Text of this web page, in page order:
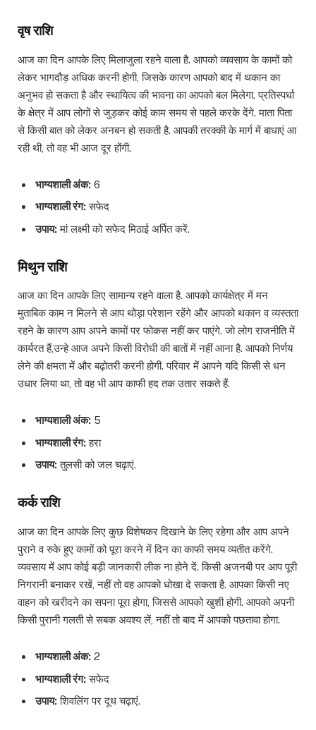
वृष राशि
आज का दिन आपके लिए मिलाजुला रहने वाला है. आपको व्यवसाय के कामों को
लेकर भागदौड़ अधिक करनी होगी, जिसके कारण आपको बाद में थकान का
अनुभव हो सकता है और स्थायित्व की भावना का आपको बल मिलेगा. प्रतिस्पर्धा
के क्षेत्र में आप लोगों से जुड़कर कोई काम समय से पहले करके देंगे. माता पिता
से किसी बात को लेकर अनबन हो सकती है. आपकी तरक्की के मार्ग में बाधाएं आ
रही थी, तो वह भी आज दूर होंगी.
भाग्यशाली अंक: 6
भाग्यशाली रंग:सफेद
उपाय:मां लक्ष्मी को सफेद मिठाई अर्पित करें.
मिथुन राशि
आज का दिन आपके लिए सामान्य रहने वाला है. आपको कार्यक्षेत्र में मन
मुताबिक काम न मिलने से आप थोड़ा परेशान रहेंगे और आपको थकान व व्यस्तता
रहने के कारण आप अपने कामों पर फोकस नहीं कर पाएंगे. जो लोग राजनीति में
कार्यरत हैं,उन्हे आज अपने किसी विरोधी की बातों में नहीं आना है. आपको निर्णय
लेने की क्षमता में और बढ़ोतरी करनी होगी. परिवार में आपने यदि किसी से धन
उधार लिया था, तो वह भी आप काफी हद तक उतार सकते हैं.
भाग्यशाली अंक: 5
भाग्यशाली रंग:हरा
उपाय:तुलसी को जल चढ़ाएं.
कर्क राशि
आज का दिन आपके लिए कुछ विशेषकर दिखाने के लिए रहेगा और आप अपने
पुराने व रुके हुए कामों को पूरा करने में दिन का काफी समय व्यतीत करेंगे.
व्यवसाय में आप कोई बड़ी जानकारी लीक ना होने दें. किसी अजनबी पर आप पूरी
निगरानी बनाकर रखें, नहीं तो वह आपको धोखा दे सकता है. आपका किसी नए
वाहन को खरीदने का सपना पूरा होगा, जिससे आपको खुशी होगी. आपको अपनी
किसी पुरानी गलती से सबक अवश्य लें, नहीं तो बाद में आपको पछतावा होगा.
भाग्यशाली अंक: 2
भाग्यशाली रंग:सफेद
उपाय:शिवलिंग पर दूध चढ़ाएं.